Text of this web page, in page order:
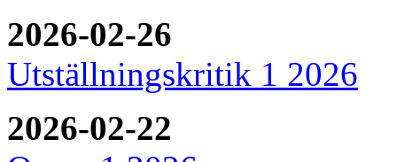
2026-02-26
Utställningskritik 1 2026
2026-02-22